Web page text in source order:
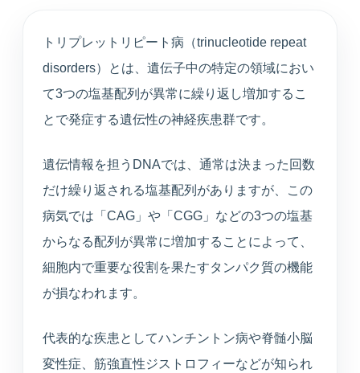
心療内科
不安や不眠、ストレスと身体症状を総合的に診ま
す。
プラセンタや点滴療法など、健やかな加齢対策を支
健康診断
企業健診や特定健診など、各種健診に対応します。
予防接種
けます。
トリプレットリピート病（trinucleotide repeat
disorders）とは、遺伝子中の特定の領域におい
て3つの塩基配列が異常に繰り返し増加するこ
とで発症する遺伝性の神経疾患群です。
遺伝情報を担うDNAでは、通常は決まった回数
だけ繰り返される塩基配列がありますが、この
病気では「CAG」や「CGG」などの3つの塩基
からなる配列が異常に増加することによって、
細胞内で重要な役割を果たすタンパク質の機能
が損なわれます。
代表的な疾患としてハンチントン病や脊髄小脳
変性症、筋強直性ジストロフィーなどが知られ